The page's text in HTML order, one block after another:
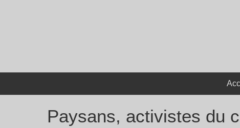
Paysans, activistes du